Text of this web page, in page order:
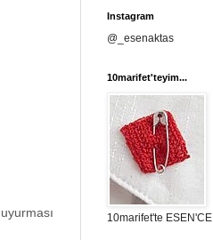
Instagram
@_esenaktas
10marifet'teyim...
10marifet'te ESEN'CE